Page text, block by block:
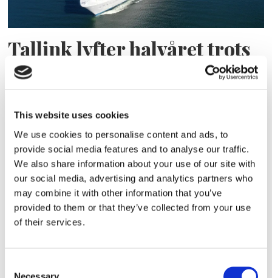
This website uses cookies
We use cookies to personalise content and ads, to
provide social media features and to analyse our traffic.
We also share information about your use of our site with
our social media, advertising and analytics partners who
may combine it with other information that you’ve
provided to them or that they’ve collected from your use
of their services.
Necessary
Tallink lyfter halvåret trots
pressade kostnader